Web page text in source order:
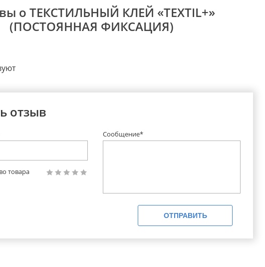
о ТЕКСТИЛЬНЫЙ КЛЕЙ «TEXTIL+»
(ПОСТОЯННАЯ ФИКСАЦИЯ)
отзыв
Сообщение*
товара
ОТПРАВИТЬ